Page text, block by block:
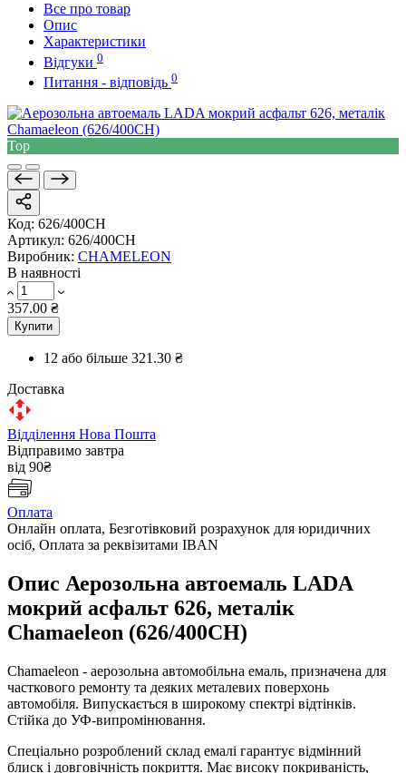
Все про товар
Опис
Характеристики
Відгуки 0
Питання - відповідь 0
Top
Код: 626/400CH
Артикул: 626/400CH
Виробник: CHAMELEON
В наявності
357.00 ₴
Купити
12 або більше 321.30 ₴
Доставка
Відділення Нова Пошта
Відправимо завтра
від 90₴
Оплата
Онлайн оплата, Безготівковий розрахунок для юридичних
осіб, Оплата за реквізитами IBAN
Опис Аерозольна автоемаль LADA
мокрий асфальт 626, металік
Chamaeleon (626/400CH)
Chamaeleon - аерозольна автомобільна емаль, призначена для
часткового ремонту та деяких металевих поверхонь
автомобіля. Випускається в широкому спектрі відтінків.
Стійка до УФ-випромінювання.
Спеціально розроблений склад емалі гарантує відмінний
блиск і довговічність покриття. Має високу покриваність,